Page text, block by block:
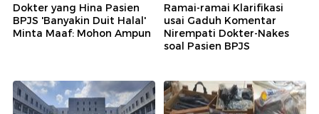
Dokter yang Hina Pasien
BPJS 'Banyakin Duit Halal'
Minta Maaf: Mohon Ampun
Ramai-ramai Klarifikasi
usai Gaduh Komentar
Nirempati Dokter-Nakes
soal Pasien BPJS